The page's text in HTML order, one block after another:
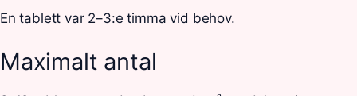
En tablett var 2–3:e timma vid behov.
Maximalt antal